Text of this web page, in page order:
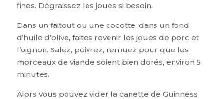
fines. Dégraissez les joues si besoin.
Dans un faitout ou une cocotte, dans un fond
d’huile d’olive, faites revenir les joues de porc et
l’oignon. Salez, poivrez, remuez pour que les
morceaux de viande soient bien dorés, environ 5
minutes.
Alors vous pouvez vider la canette de Guinness